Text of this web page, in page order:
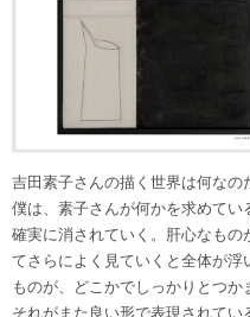
吉田素子さんの描く世界は何なの
僕は、素子さんが何かを求めて
確実に消されていく。肝心なもの
てさらによく見ていくと全体が
ものが、どこかでしっかりとつか
それがまた良い形で表現されて